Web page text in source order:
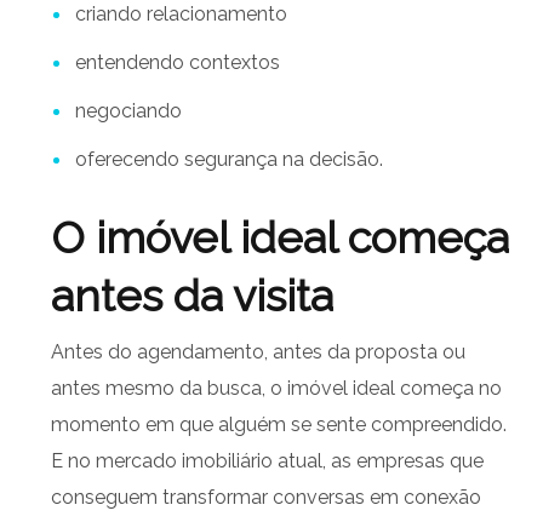
criando relacionamento
entendendo contextos
negociando
oferecendo segurança na decisão.
O imóvel ideal começa
antes da visita
Antes do agendamento, antes da proposta ou
antes mesmo da busca, o imóvel ideal começa no
momento em que alguém se sente compreendido.
E no mercado imobiliário atual, as empresas que
conseguem transformar conversas em conexão